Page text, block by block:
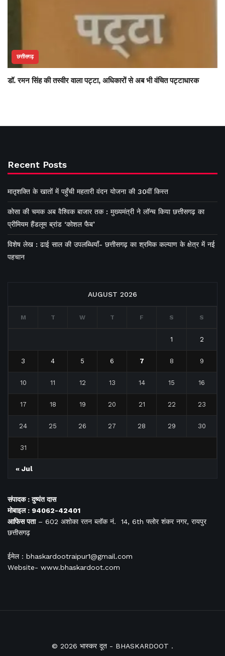
छत्तीसगढ़
डॉ. रमन सिंह की तस्वीर वाला पट्टा, अधिकारों से अब भी वंचित पट्टाधारक
Recent Posts
मातृशक्ति के खातों में पहुँची महतारी वंदन योजना की 30वीं किस्त
कोसा की चमक अब वैश्विक बाजार तक : मुख्यमंत्री ने लॉन्च किया छत्तीसगढ़ का
प्रीमियम हैंडलूम ब्रांड ‘कोशल फैब’
विशेष लेख : ढाई साल की उपलब्धियाँ- छत्तीसगढ़ का श्रमिक कल्याण के क्षेत्र में नई
पहचान
AUGUST 2026
M T W T F S S
1 2
3 4 5 6 7 8 9
10 11 12 13 14 15 16
17 18 19 20 21 22 23
24 25 26 27 28 29 30
31
« Jul
संपादक : दुष्यंत दास
मोबाइल : 94062-42401
आफिसपता– 602 अशोका रतन ब्लॉक नं. 14, 6th फ्लोर शंकर नगर, रायपुर
छत्तीसगढ़
ईमेल : bhaskardootraipur1@gmail.com
Website- www.bhaskardoot.com
© 2026 भास्कर दूत - BHASKARDOOT .